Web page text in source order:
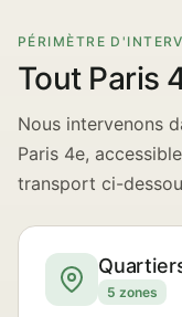
PÉRIMÈTRE
Tout Paris
Nous intervenons
Paris 4e,
transport ci-
5 zones